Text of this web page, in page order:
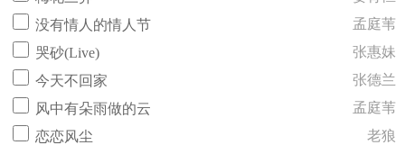
没有情人的情人节
孟庭苇
哭砂(Live)
张惠妹
今天不回家
张德兰
风中有朵雨做的云
孟庭苇
恋恋风尘
老狼